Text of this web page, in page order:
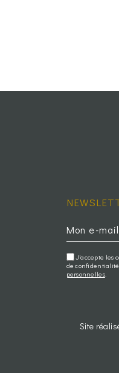
J'accepte les
de
personnelles.
Site